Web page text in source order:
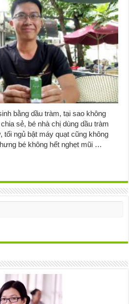
bằng dầu tràm, tại sao không
sẻ, bé nhà chị dùng dầu tràm
tối ngủ bật máy quạt cũng không
bé không hết nghẹt mũi …